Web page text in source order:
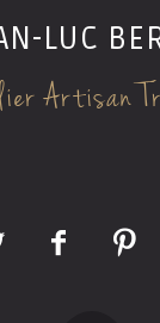
LUC
Artisan